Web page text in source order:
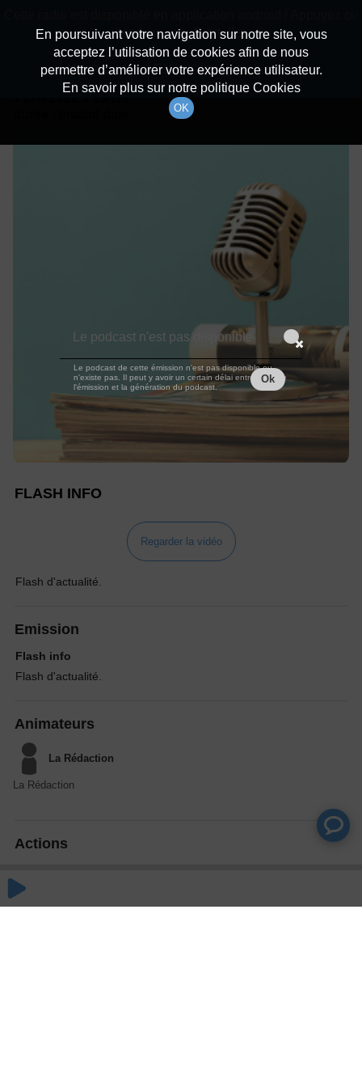
Détails De L'épisode
à 15h59
FLASH INFO
Regarder la vidéo
Flash d'actualité.
Emission
Flash info
Flash d'actualité.
Animateurs
La Rédaction
La Rédaction
Actions
En poursuivant votre navigation sur notre site, vous
acceptez l’utilisation de cookies afin de nous
permettre d’améliorer votre expérience utilisateur.
En savoir plus sur notre politique Cookies
OK
dessous pour l'installer.
Non merci Télécharger l'application
Le podcast n'est pas disponible
Le podcast de cette émission n'est pas disponible ou
n'existe pas. Il peut y avoir un certain délai entre la fin de
l'émission et la génération du podcast.
Ok